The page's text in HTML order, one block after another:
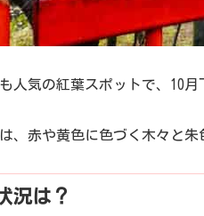
人気の紅葉スポットで、10
、赤や黄色に色づく木々と
況は？